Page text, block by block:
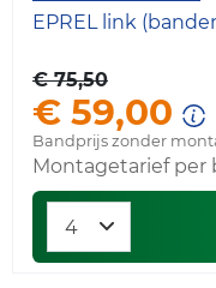
EPREL link
€ 75,50
€ 59,00
Bandprijs zonder
Montagetarief per